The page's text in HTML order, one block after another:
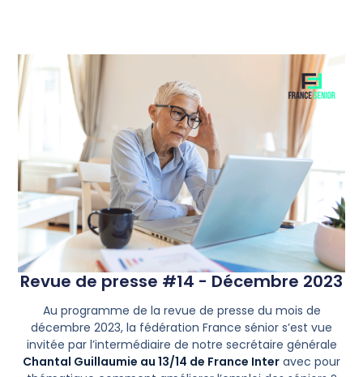
Revue de presse #14 - Décembre 2023
Au programme de la revue de presse du mois de
décembre 2023, la fédération France sénior s’est vue
invitée par l’intermédiaire de notre secrétaire générale
Chantal Guillaumie au 13/14 de France Inter avec pour